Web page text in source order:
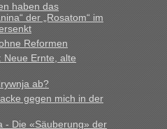
schreiben, daß es ein Zug von
Webseite kann man die
ist es die erste Umsteigefreie
• Re: Deklaration
meiner Frau im Gepäck
haben das
der „Rosatom“ im
Reformen
Neue Ernte, alte
ab?
gegen mich in der
- Die «Säuberung» der